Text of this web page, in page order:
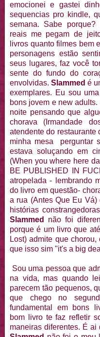
emocionei e gastei
sequencias pro kindle,
semana. Sabe
reais me pegam de
livros quanto filmes bem
personagens estão
seus lugares, faz você
sente do fundo do
envolvidas. Slammed é
exemplares. Eu sou
bons jovem e new
noite pensando que
chorava (Irmandade
atendente do restaurante
minha mesa perguntar
estava soluçando em
(When you where here
BE PUBLISHED IN
atropelada - lembrando
do livro em questão-
a rua (Antes Que Eu
histórias
Slammed
não foi
porque é um livro que
Lost) admite que
que isso sim "it's a big
Sou uma pessoa que
na vida, mas quando
parecem tão pequenos,
que chego no
fundamental em bons
bom livro te faz refletir
maneiras diferentes. É